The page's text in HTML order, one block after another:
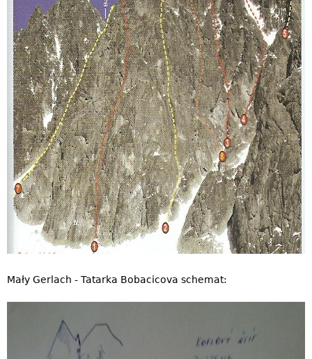
Mały Gerlach - Tatarka Bobacicova schemat: